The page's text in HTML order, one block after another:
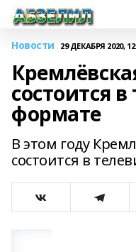
Новости 29 ДЕКАБРЯ 2020,
состоится
формате
В этом году
состоится в